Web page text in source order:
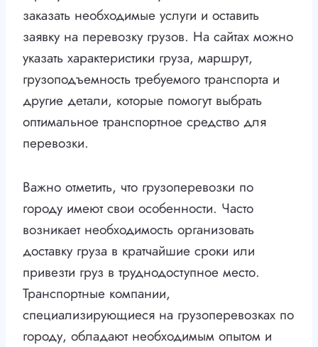
заказать необходимые услуги и оставить
заявку на перевозку грузов. На сайтах можно
указать характеристики груза, маршрут,
грузоподъемность требуемого транспорта и
другие детали, которые помогут выбрать
оптимальное транспортное средство для
перевозки.
Важно отметить, что грузоперевозки по
городу имеют свои особенности. Часто
возникает необходимость организовать
доставку груза в кратчайшие сроки или
привезти груз в труднодоступное место.
Транспортные компании,
специализирующиеся на грузоперевозках по
городу, обладают необходимым опытом и